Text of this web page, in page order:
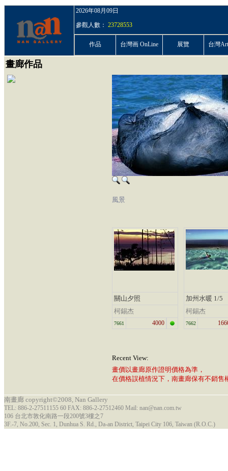
2026年08月09日
參觀人數： 23728553
作品 台灣画 OnLine 展覽 台灣
畫廊作品
風景
關山夕照
柯錫杰
7661 4000
加州水暖 1/5
柯錫杰
7662
Recent View:
畫價以畫廊原作證明價格為準，
在價格誤植情況下，南畫廊保有不銷售
南畫廊 copyright©2008, Nan Gallery
TEL: 886-2-27511155 60 FAX: 886-2-27512460 Mail: nan@nan.com.tw
106 台北市敦化南路一段200號3樓之7
3F.-7, No.200, Sec. 1, Dunhua S. Rd., Da-an District, Taipei City 106, Taiwan (R.O.C.)